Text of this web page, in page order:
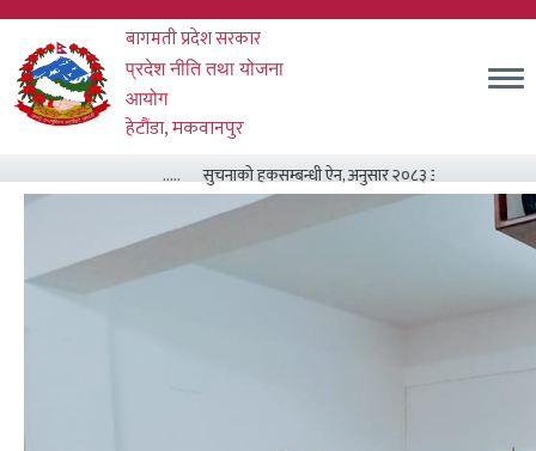
Skip
main
content
बागमती प्रदेश सरकार
प्रदेश नीति तथा योजना
आयोग
हेटौंडा, मकवानपुर
..... सुचनाको हकसम्बन्धी ऐन, अनुसार २०८३ असार मसान्त सम्म